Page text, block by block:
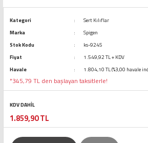
Kategori
Sert Kılıflar
Marka
Spigen
Stok Kodu
ks-9245
Fiyat
1.549,92 TL + KDV
Havale
1.804,10 TL (%3,00 havale
*345,79 TL den başlayan taksitlerle!
KDV DAHİL
1.859,90 TL